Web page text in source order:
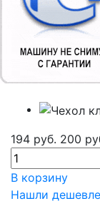
194 руб. 200
В корзину
Нашли